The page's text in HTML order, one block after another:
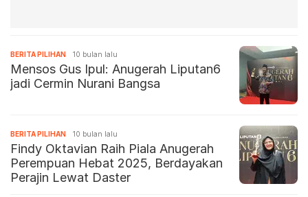
BERITA PILIHAN 10 bulan lalu
Mensos Gus Ipul: Anugerah Liputan6
jadi Cermin Nurani Bangsa
BERITA PILIHAN 10 bulan lalu
Findy Oktavian Raih Piala Anugerah
Perempuan Hebat 2025, Berdayakan
Perajin Lewat Daster